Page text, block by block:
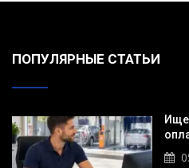
ПОПУЛЯРНЫЕ СТАТЬИ